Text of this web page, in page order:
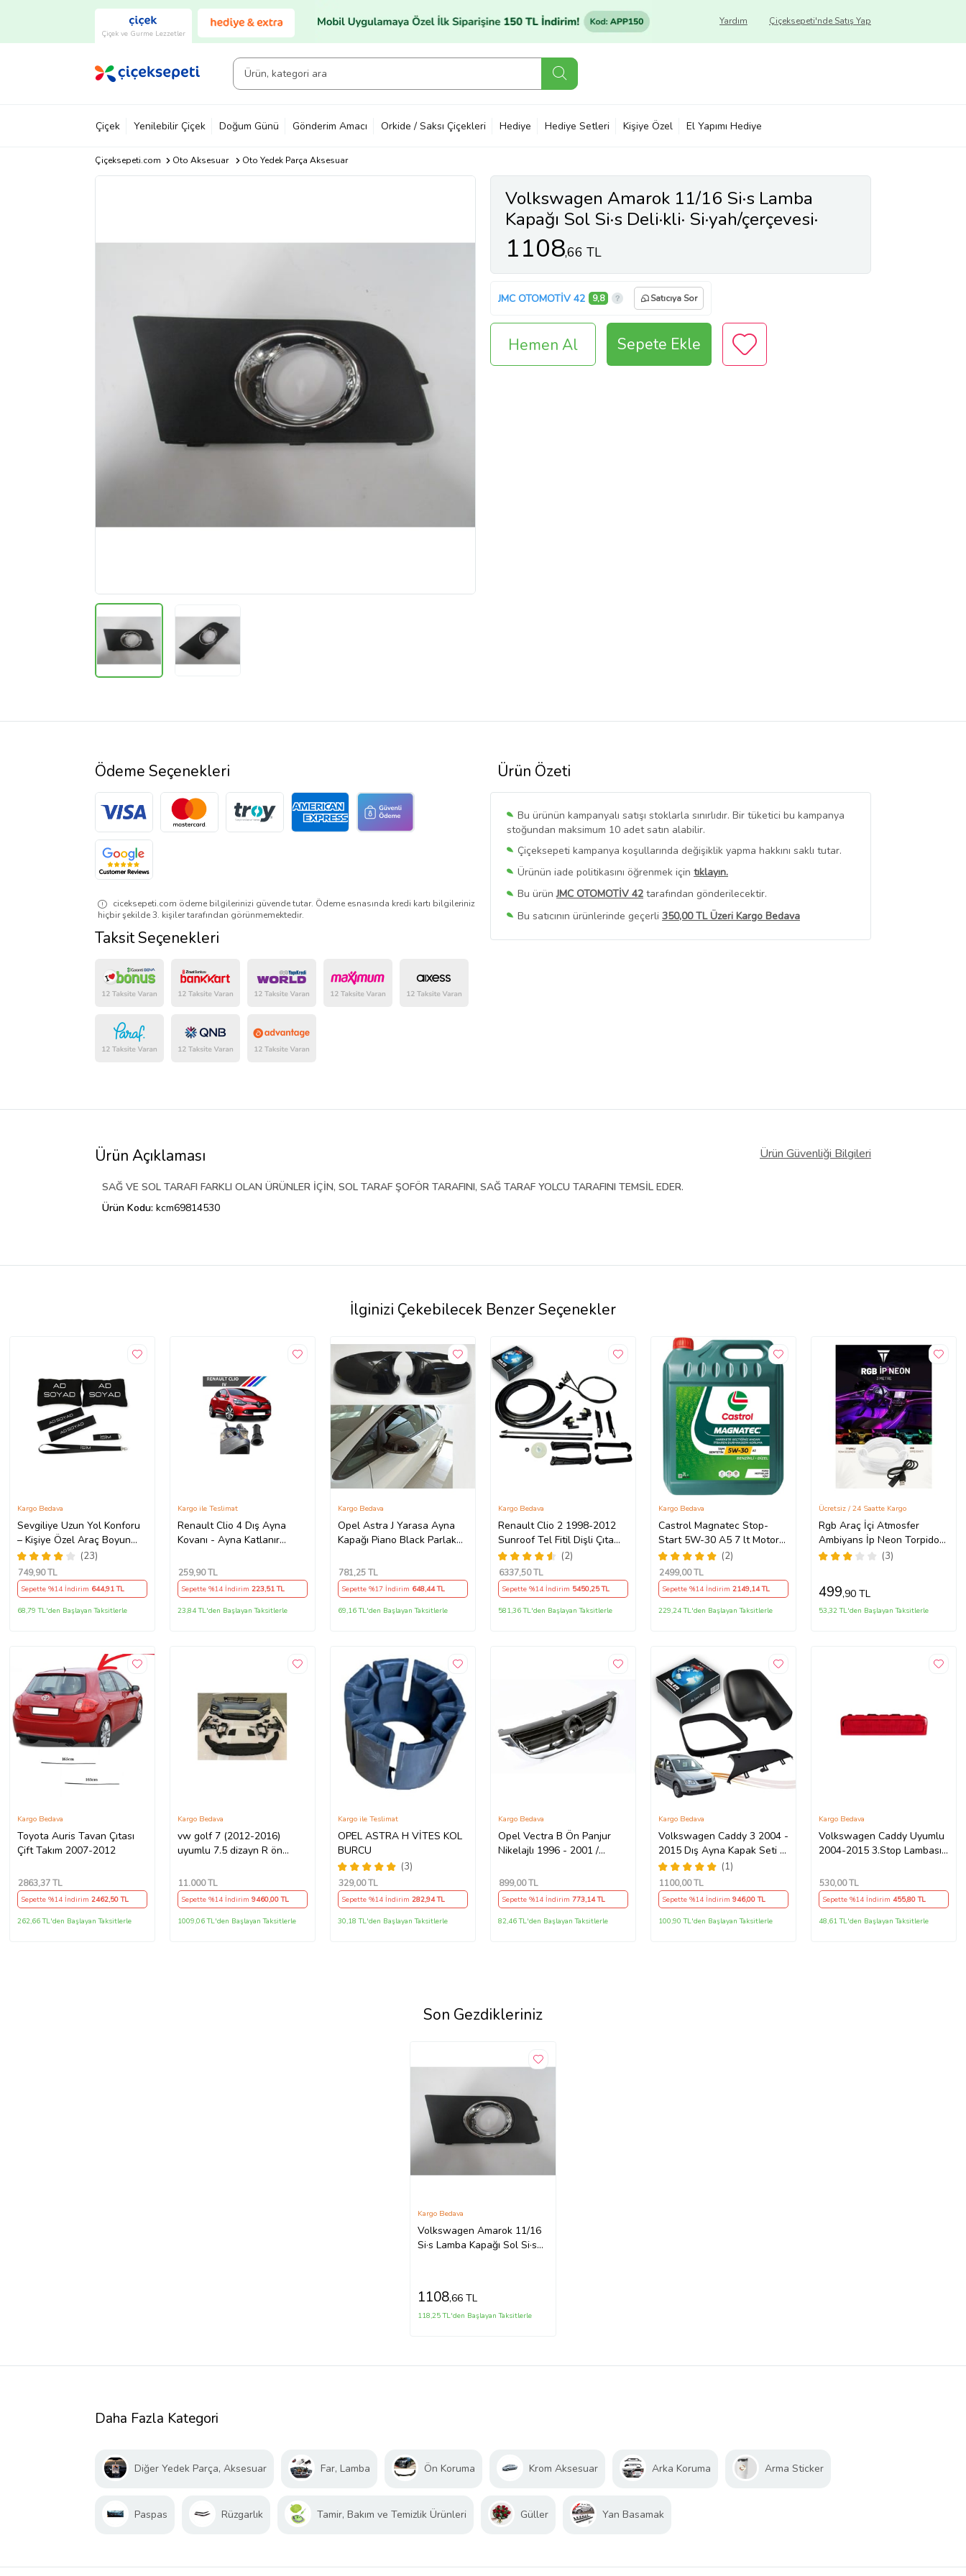
Çiçek ve Gurme Lezzetler
Çiçeksepeti'nde Satış Yap
Yardım
Çiçek Yenilebilir Çiçek Doğum Günü Gönderim Amacı Orkide / Saksı Çiçekleri Hediye Hediye Setleri Kişiye Özel El Yapımı Hediye
Çiçeksepeti.com Oto Aksesuar Oto Yedek Parça Aksesuar
Volkswagen Amarok 11/16 Si·s Lamba
Kapağı Sol Si·s Deli·kli· Si·yah/çerçevesi·
Ni·kelajlı (Tw)
1108,66 TL
JMC OTOMOTİV 42 9,8 Satıcıya Sor
Hemen Al Sepete Ekle
Ürün Özeti
Bu ürünün kampanyalı satışı stoklarla sınırlıdır. Bir tüketici bu kampanya
stoğundan maksimum 10 adet satın alabilir.
Çiçeksepeti kampanya koşullarında değişiklik yapma hakkını saklı tutar.
Ürünün iade politikasını öğrenmek için tıklayın.
Bu ürünJMC OTOMOTİV 42 tarafından gönderilecektir.
Bu satıcının ürünlerinde geçerli 350,00 TL Üzeri Kargo Bedava
Bu SatıcınınTüm Ürünlerini Görüntüle
Ödeme Seçenekleri
ciceksepeti.com ödeme bilgilerinizi güvende tutar. Ödeme esnasında kredi kartı bilgileriniz
hiçbir şekilde 3. kişiler tarafından görünmemektedir.
Taksit Seçenekleri
Ürün Açıklaması Ürün Güvenliği Bilgileri
SAĞ VE SOL TARAFI FARKLI OLAN ÜRÜNLER İÇİN, SOL TARAF ŞOFÖR TARAFINI, SAĞ TARAF YOLCU TARAFINI TEMSİL EDER.
Ürün Kodu: kcm69814530
İlginizi Çekebilecek Benzer Seçenekler
Sevgiliye Uzun Yol Konforu
– Kişiye Özel Araç Boyun
Yastığı & Kemer Pedi Hediye
Seti
(23)
Kargo Bedava
749,90 TL
Sepette %14 İndirim 644,91 TL
68,79 TL'den Başlayan Taksitlerle
Renault Clio 4 Dış Ayna
Kovanı - Ayna Katlanır
490307706 M3625
Kargo ile Teslimat
259,90 TL
Sepette %14 İndirim 223,51 TL
23,84 TL'den Başlayan Taksitlerle
Opel Astra J Yarasa Ayna
Kapağı Piano Black Parlak
Kargo Bedava
781,25 TL
Sepette %17 İndirim 648,44 TL
69,16 TL'den Başlayan Taksitlerle
Renault Clio 2 1998-2012
Sunroof Tel Fitil Dişli Çıta
Ayak Seti
(2)
Kargo Bedava
6337,50 TL
Sepette %14 İndirim 5450,25 TL
581,36 TL'den Başlayan Taksitlerle
Castrol Magnatec Stop-
Start 5W-30 A5 7 lt Motor
Yağı Ü.T 2024 (2)
Kargo Bedava
2499,00 TL
Sepette %14 İndirim2149,14 TL
229,24 TL'den Başlayan Taksitlerle
Rgb Araç İçi Atmosfer
Ambiyans İp Neon Torpido
Led 3 Metre USB Girişli
(3)
Ücretsiz / 24 Saatte Kargo
499,90 TL
53,32 TL'den Başlayan Taksitlerle
Toyota Auris Tavan Çıtası
Çift Takım 2007-2012
Kargo Bedava
2863,37 TL
Sepette %14 İndirim 2462,50 TL
262,66 TL'den Başlayan Taksitlerle
vw golf 7 (2012-2016)
uyumlu 7.5 dizayn R ön
Kargo Bedava
11.000TL
Sepette %14 İndirim 9460,00 TL
1009,06 TL'den Başlayan Taksitlerle
OPEL ASTRA H VİTES KOL
BURCU
(3)
Kargo ile Teslimat
329,00 TL
Sepette %14 İndirim 282,94 TL
30,18 TL'den Başlayan Taksitlerle
Opel Vectra B Ön Panjur
Nikelajlı 1996 - 2001 /
Kargo Bedava
899,00 TL
Sepette %14 İndirim 773,14 TL
82,46 TL'den Başlayan Taksitlerle
Volkswagen Caddy 3 2004 -
2015 Dış Ayna Kapak Seti -
Sol 7E18575289 B9
(1)
Kargo Bedava
1100,00 TL
Sepette %14 İndirim946,00 TL
100,90 TL'den Başlayan Taksitlerle
Volkswagen Caddy Uyumlu
2004-2015 3.Stop Lambası
Kargo Bedava
530,00 TL
Sepette %14 İndirim 455,80 TL
48,61 TL'den Başlayan Taksitlerle
Son Gezdikleriniz
Volkswagen Amarok 11/16
Si·s Lamba Kapağı Sol Si·s
Kargo Bedava
1108,66 TL
118,25 TL'den Başlayan Taksitlerle
Daha Fazla Kategori
Diğer Yedek Parça, Aksesuar Far, Lamba Ön Koruma Krom Aksesuar Arka Koruma Arma Sticker
Paspas Rüzgarlık Tamir, Bakım ve Temizlik Ürünleri Güller Yan Basamak